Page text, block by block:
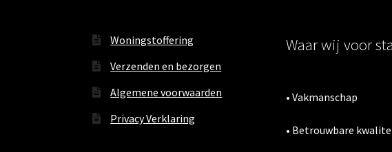
Woningstoffering
Verzenden en bezorgen
Algemene voorwaarden
Privacy Verklaring
Waar wij voor
• Vakmanschap
• Betrouwbare